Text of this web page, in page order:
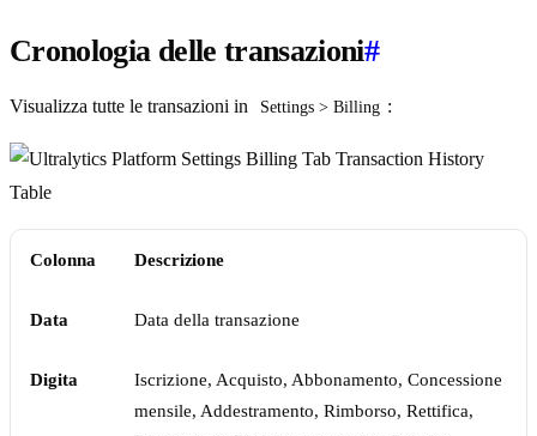
Cronologia delle transazioni#
Visualizza tutte le transazioni in Settings > Billing :
Colonna Descrizione
Data Data della transazione
Digita
Iscrizione, Acquisto, Abbonamento, Concessione
mensile, Addestramento, Rimborso, Rettifica,